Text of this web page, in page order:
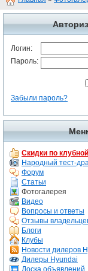
Логин:
Пароль:
Забыли пароль?
Скидки по
Народный тест-
Форум
Статьи
Фотогалерея
Видео
Вопросы и ответы
Отзывы
Блоги
Клубы
Новости дилеров
Дилеры Hyundai
Доска объявлений